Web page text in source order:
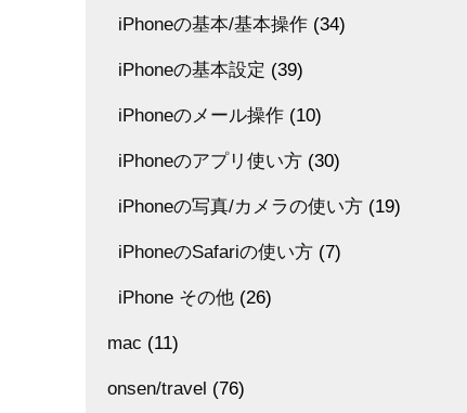
iPhoneの基本/基本操作 (34)
iPhoneの基本設定 (39)
iPhoneのメール操作 (10)
iPhoneのアプリ使い方 (30)
iPhoneの写真/カメラの使い方 (19)
iPhoneのSafariの使い方 (7)
iPhone その他 (26)
mac (11)
onsen/travel (76)